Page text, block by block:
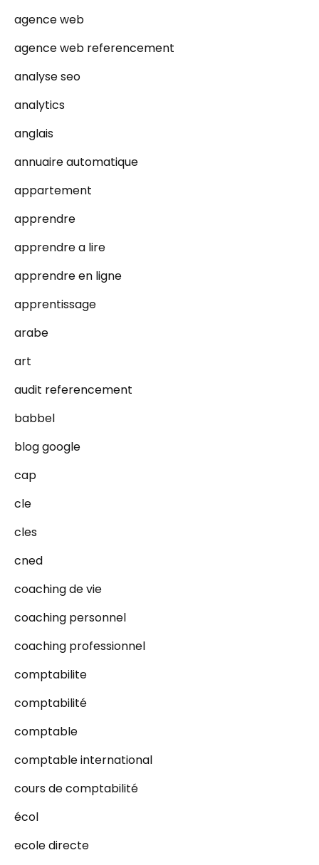
agence web
agence web referencement
analyse seo
analytics
anglais
annuaire automatique
appartement
apprendre
apprendre a lire
apprendre en ligne
apprentissage
arabe
art
audit referencement
babbel
blog google
cap
cle
cles
cned
coaching de vie
coaching personnel
coaching professionnel
comptabilite
comptabilité
comptable
comptable international
cours de comptabilité
écol
ecole directe